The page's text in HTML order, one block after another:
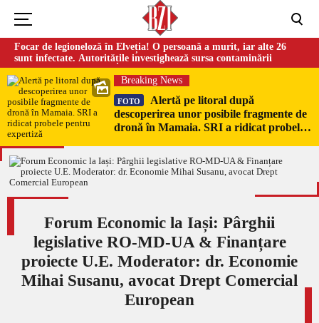
Focar de legioneloză în Elveția! O persoană a murit, iar alte 26
sunt infectate. Autoritățile investighează sursa contaminării
Breaking News
FOTO
Alertă pe litoral după
descoperirea unor posibile fragmente de
dronă în Mamaia. SRI a ridicat probele
Forum Economic la Iași: Pârghii
legislative RO-MD-UA & Finanțare
proiecte U.E. Moderator: dr. Economie
Mihai Susanu, avocat Drept Comercial
European